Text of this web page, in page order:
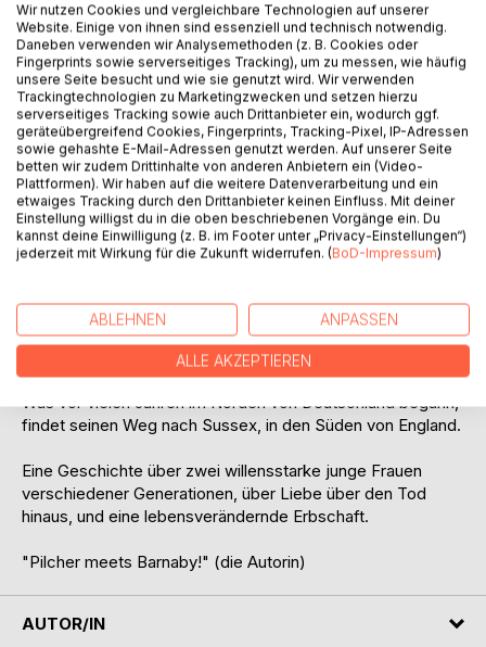
BESCHREIBUNG
Frühling 1945.
Die britischen Truppen belagern das Emsland.
Was sich für Hannas Familie auf den ersten Blick wie ein
Albtraum darstellt, entwickelt sich bald zu einer
ungewöhnlichen Freundschaft und Liebe.
Über 50 Jahre später steht die junge Louisa vor einer
ungewissen Zukunft. Keinen Job in Aussicht, weiß sie nicht,
Anwalt aus London das Leben der jungen Frau für immer
verändert.
Plötzlich ist nichts mehr, wie es war, und Louisa wird mit
der wahren Geschichte ihrer Familie konfrontiert.
Was vor vielen Jahren im Norden von Deutschland begann,
findet seinen Weg nach Sussex, in den Süden von England.
Eine Geschichte über zwei willensstarke junge Frauen
verschiedener Generationen, über Liebe über den Tod
hinaus, und eine lebensverändernde Erbschaft.
"Pilcher meets Barnaby!" (die Autorin)
AUTOR/IN
Wir nutzen Cookies und vergleichbare Technologien auf unserer
Website. Einige von ihnen sind essenziell und technisch notwendig.
Daneben verwenden wir Analysemethoden (z. B. Cookies oder
Fingerprints sowie serverseitiges Tracking), um zu messen, wie häufig
unsere Seite besucht und wie sie genutzt wird. Wir verwenden
Trackingtechnologien zu Marketingzwecken und setzen hierzu
serverseitiges Tracking sowie auch Drittanbieter ein, wodurch ggf.
geräteübergreifend Cookies, Fingerprints, Tracking-Pixel, IP-Adressen
sowie gehashte E-Mail-Adressen genutzt werden. Auf unserer Seite
betten wir zudem Drittinhalte von anderen Anbietern ein (Video-
Plattformen). Wir haben auf die weitere Datenverarbeitung und ein
etwaiges Tracking durch den Drittanbieter keinen Einfluss. Mit deiner
Einstellung willigst du in die oben beschriebenen Vorgänge ein. Du
kannst deine Einwilligung (z. B. im Footer unter „Privacy-Einstellungen“)
jederzeit mit Wirkung für die Zukunft widerrufen. (BoD-Impressum)
ABLEHNEN ANPASSEN
ALLE AKZEPTIEREN